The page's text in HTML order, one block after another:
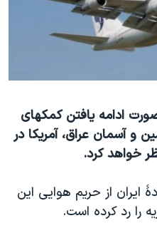
ادامه یافتن کمکهای
و آسمان عراق، آمریکا در
خواهد کرد.
ایران از حریم هوایی این
را رد کرده است.